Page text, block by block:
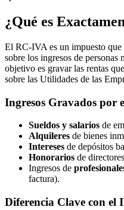
¿Qué es
El RC-IVA es un impuesto
sobre los ingresos de personas
objetivo es gravar las rentas
sobre las Utilidades de las
Ingresos Gravados por
Sueldos y salarios de
Alquileres de bienes
Intereses de depósitos
Honorarios de
Ingresos de
factura).
Diferencia Clave con el